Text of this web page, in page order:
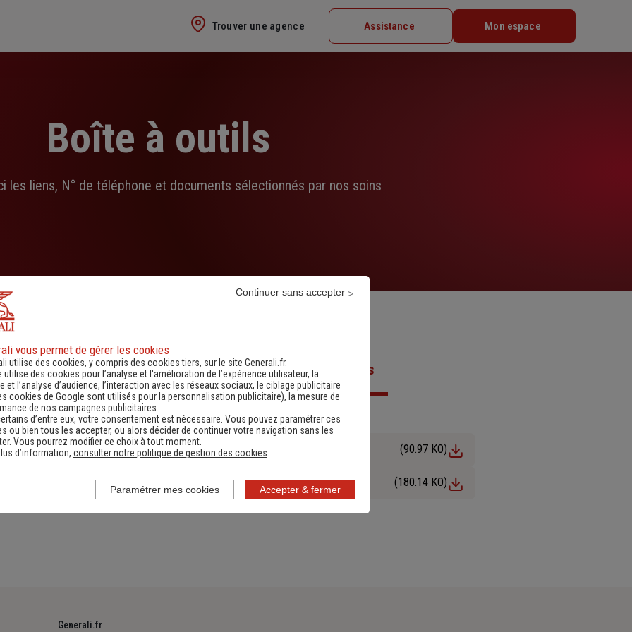
Trouver une agence Assistance Mon espace
Boîte à outils
les liens, N° de téléphone et documents sélectionnés par nos soins
Numéro de téléphone utiles Documents utiles
des données (90.97 KO)
(180.14 KO)
Generali.fr
vous permet de gérer les cookies
utilise des cookies, y compris des cookies tiers, sur le site Generali.fr.
utilise des cookies pour l’analyse et l'amélioration de l’expérience utilisateur, la
et l’analyse d’audience, l’interaction avec les réseaux sociaux, le ciblage publicitaire
cookies de Google sont utilisés pour la personnalisation publicitaire), la mesure de
de nos campagnes publicitaires.
d’entre eux, votre consentement est nécessaire. Vous pouvez paramétrer ces
ou bien tous les accepter, ou alors décider de continuer votre navigation sans les
Vous pourrez modifier ce choix à tout moment.
d’information, consulter notre politique de gestion des cookies.
Accepter & fermer
Continuer sans accepter
Paramétrer mes cookies